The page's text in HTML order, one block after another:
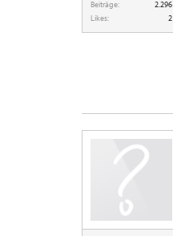
Beiträge:
2.296
Likes:
2